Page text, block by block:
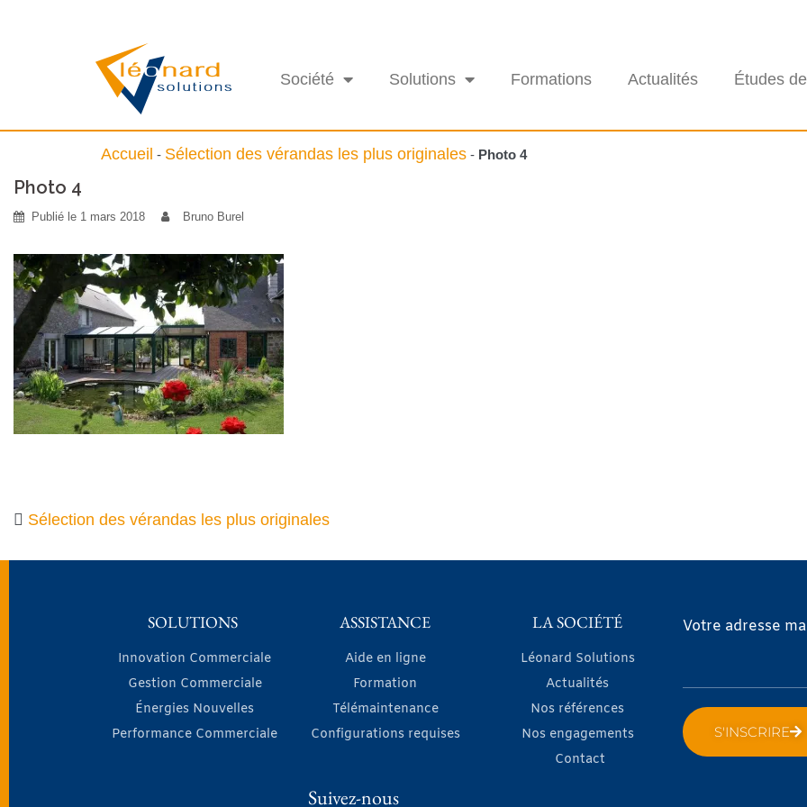
Société Solutions Formations Actualités Études
Accueil - Sélection des vérandas les plus originales - Photo 4
Photo 4
Publié le 1 mars 2018 Bruno Burel
Sélection des vérandas les plus originales
SOLUTIONS
Innovation Commerciale
Gestion Commerciale
Énergies Nouvelles
Performance Commerciale
ASSISTANCE
Aide en ligne
Formation
Télémaintenance
Configurations requises
LA SOCIÉTÉ
Léonard Solutions
Actualités
Nos références
Nos engagements
Contact
Votre adresse
S'INSCRIRE
Suivez-nous